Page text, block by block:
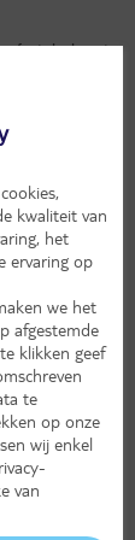
met
of Hengelo.
Wij
rijdt in
hartje
Stedentrip
te reizen.
Duisburg.
station
met ICE
het
Wij
van de
je niet
de
ook nog
Laat die
kwaliteit van
het
ervaring op
we het
afgestemde
klikken geef
te
op onze
wij enkel
van